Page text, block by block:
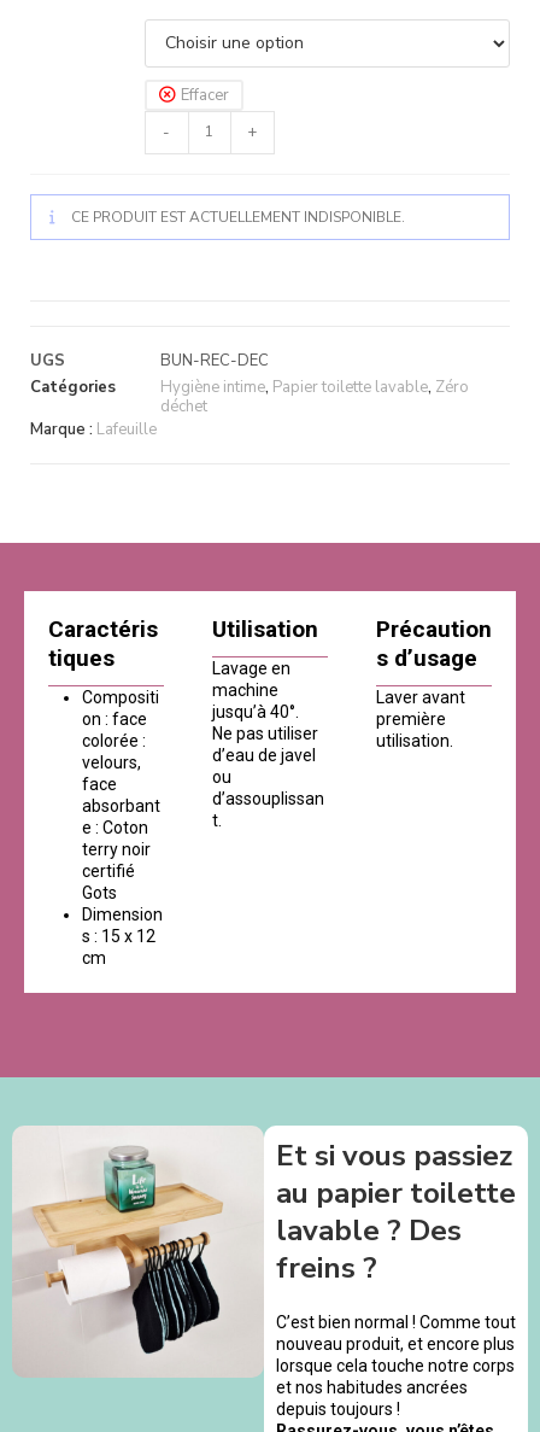
Effacer
-
+
CE PRODUIT EST ACTUELLEMENT INDISPONIBLE.
UGS
BUN-REC-DEC
Catégories
Hygiène intime, Papier toilette lavable, Zéro
déchet
Marque : Lafeuille
Caractéris
tiques
Compositi
on : face
colorée :
velours,
face
absorbant
e : Coton
terry noir
certifié
Gots
Dimension
s : 15 x 12
cm
Utilisation
Lavage en
machine
jusqu’à 40°.
Ne pas utiliser
d’eau de javel
ou
d’assouplissan
t.
Précaution
s d’usage
Laver avant
première
utilisation.
Et si vous passiez
au papier toilette
lavable ? Des
freins ?
C’est bien normal ! Comme tout
nouveau produit, et encore plus
lorsque cela touche notre corps
et nos habitudes ancrées
depuis toujours !